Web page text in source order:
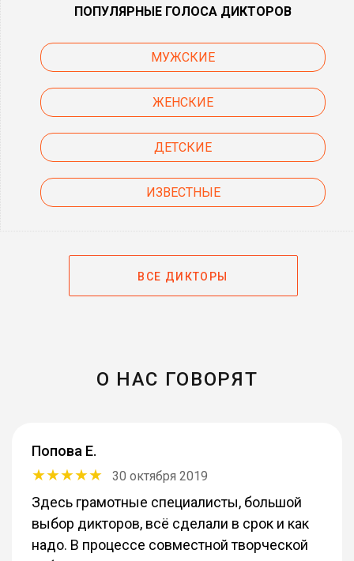
ПОПУЛЯРНЫЕ ГОЛОСА ДИКТОРОВ
МУЖСКИЕ
ЖЕНСКИЕ
ДЕТСКИЕ
ИЗВЕСТНЫЕ
ВСЕ ДИКТОРЫ
О НАС ГОВОРЯТ
Попова Е.
30 октября 2019
Здесь грамотные специалисты, большой
выбор дикторов, всё сделали в срок и как
надо. В процессе совместной творческой